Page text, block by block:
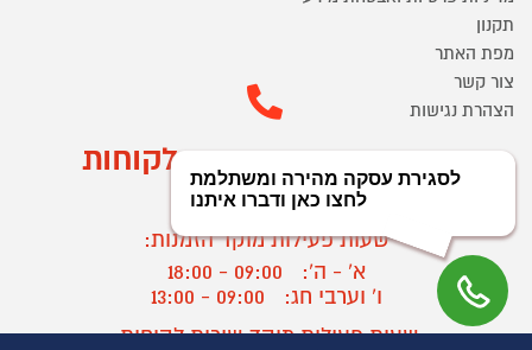
תקנון
מפת האתר
צור קשר
הצהרת נגישות
מוקד הזמנות ושירות לקוחות
03-9545370
שעות פעילות מוקד הזמנות:
א' - ה':
09:00 - 18:00
ו' וערבי חג:
09:00 - 13:00
שעות פעילות מוקד שירות לקוחות: